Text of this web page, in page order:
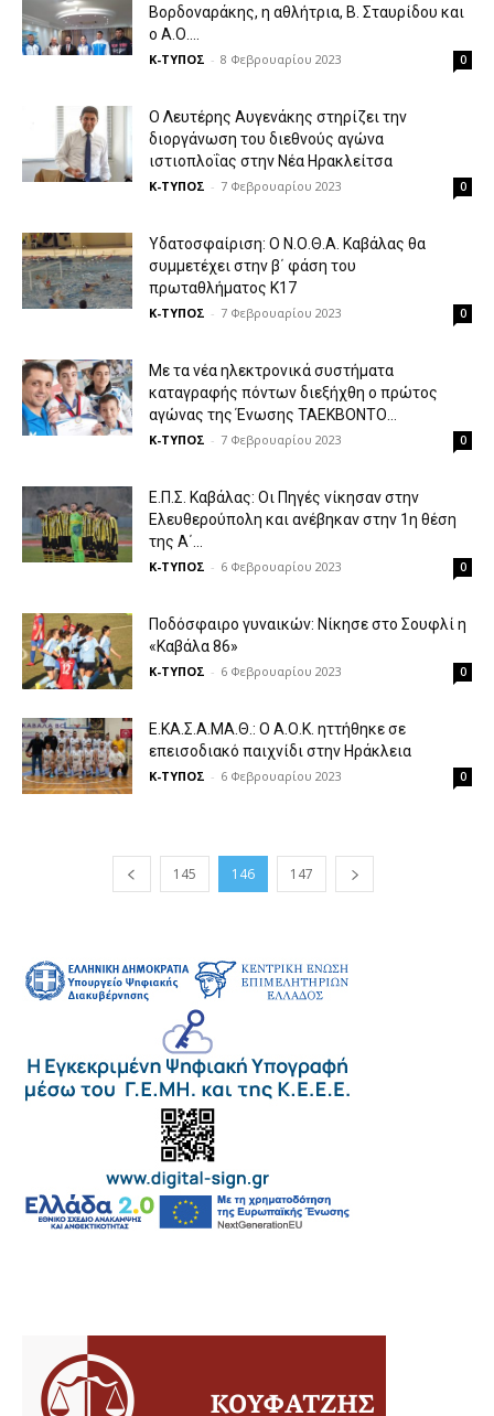
Βορδοναράκης, η αθλήτρια, Β. Σταυρίδου και
ο Α.Ο....
Κ-ΤΥΠΟΣ - 8 Φεβρουαρίου 2023 0
Ο Λευτέρης Αυγενάκης στηρίζει την
διοργάνωση του διεθνούς αγώνα
ιστιοπλοΐας στην Νέα Ηρακλείτσα
Κ-ΤΥΠΟΣ - 7 Φεβρουαρίου 2023 0
Υδατοσφαίριση: Ο Ν.Ο.Θ.Α. Καβάλας θα
συμμετέχει στην β΄ φάση του
πρωταθλήματος Κ17
Κ-ΤΥΠΟΣ - 7 Φεβρουαρίου 2023 0
Με τα νέα ηλεκτρονικά συστήματα
καταγραφής πόντων διεξήχθη ο πρώτος
αγώνας της Ένωσης ΤΑΕΚΒΟΝΤΟ...
Κ-ΤΥΠΟΣ - 7 Φεβρουαρίου 2023 0
Ε.Π.Σ. Καβάλας: Οι Πηγές νίκησαν στην
Ελευθερούπολη και ανέβηκαν στην 1η θέση
της Α΄...
Κ-ΤΥΠΟΣ - 6 Φεβρουαρίου 2023 0
Ποδόσφαιρο γυναικών: Νίκησε στο Σουφλί η
«Καβάλα 86»
Κ-ΤΥΠΟΣ - 6 Φεβρουαρίου 2023 0
Ε.ΚΑ.Σ.Α.ΜΑ.Θ.: Ο Α.Ο.Κ. ηττήθηκε σε
επεισοδιακό παιχνίδι στην Ηράκλεια
Κ-ΤΥΠΟΣ - 6 Φεβρουαρίου 2023 0
145 146 147